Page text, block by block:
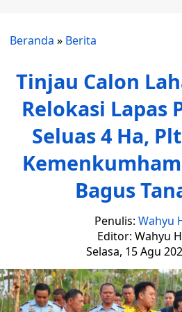
Beranda » Berita
Tinjau Calon
Relokasi Lapas
Seluas 4 Ha,
Bagus
Penulis: Wahyu
Editor: Wahyu
Selasa, 15 Agu